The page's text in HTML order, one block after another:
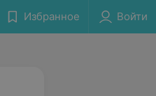
Избранное Войти